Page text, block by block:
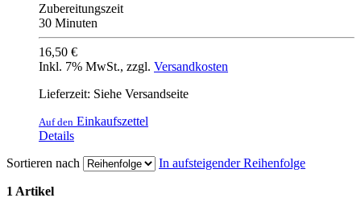
Zubereitungszeit
30 Minuten
16,50 €
Inkl. 7% MwSt., zzgl. Versandkosten
Lieferzeit: Siehe Versandseite
Auf den Einkaufszettel
Details
Sortieren nach
In aufsteigender Reihenfolge
1 Artikel